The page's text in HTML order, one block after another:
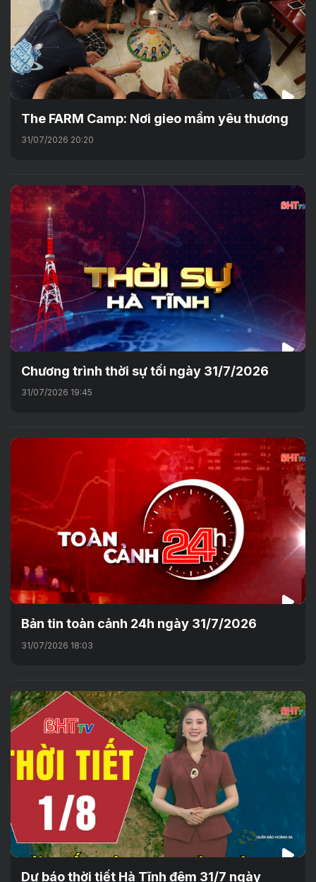
The FARM Camp: Nơi gieo mầm yêu thương
31/07/2026 20:20
Chương trình thời sự tối ngày 31/7/2026
31/07/2026 19:45
Bản tin toàn cảnh 24h ngày 31/7/2026
31/07/2026 18:03
Dự báo thời tiết Hà Tĩnh đêm 31/7 ngày